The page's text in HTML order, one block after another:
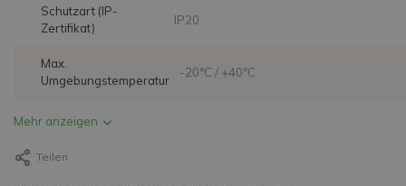
Schutzart (IP-
Zertifikat)
IP20
Max.
Umgebungstemperatur
-20°C / +40°C
Mehr anzeigen
Teilen